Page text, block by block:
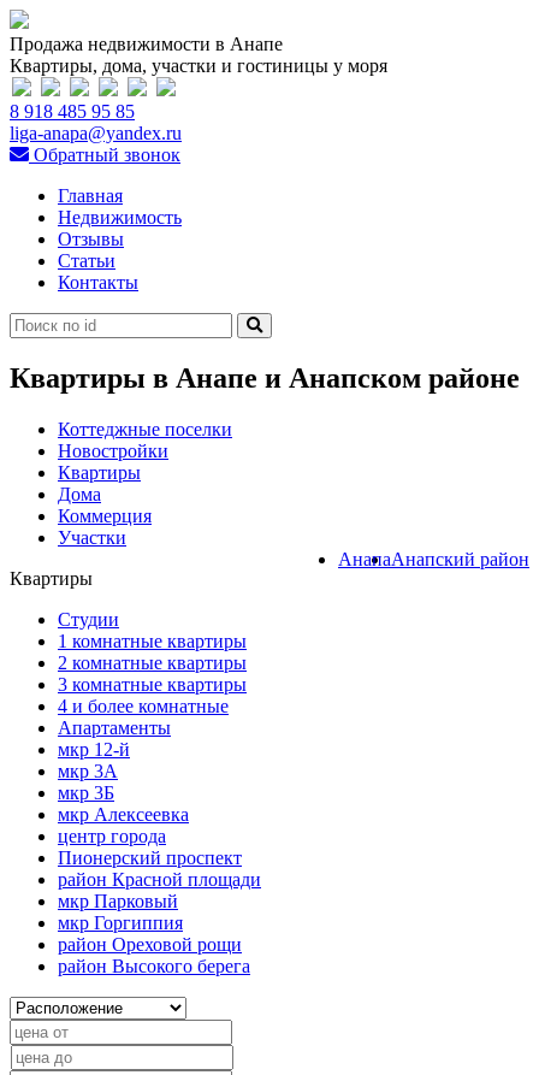
Продажа недвижимости в Анапе
Квартиры, дома, участки и гостиницы у моря
8 918 485 95 85
liga-anapa@yandex.ru
Обратный звонок
Главная
Недвижимость
Отзывы
Статьи
Контакты
Квартиры в Анапе и Анапском районе
Коттеджные поселки
Новостройки
Квартиры
Дома
Коммерция
Участки
Анапский район
Анапа
Квартиры
Студии
1 комнатные квартиры
2 комнатные квартиры
3 комнатные квартиры
4 и более комнатные
Апартаменты
мкр 12-й
мкр 3А
мкр 3Б
мкр Алексеевка
центр города
Пионерский проспект
район Красной площади
мкр Парковый
мкр Горгиппия
район Ореховой рощи
район Высокого берега